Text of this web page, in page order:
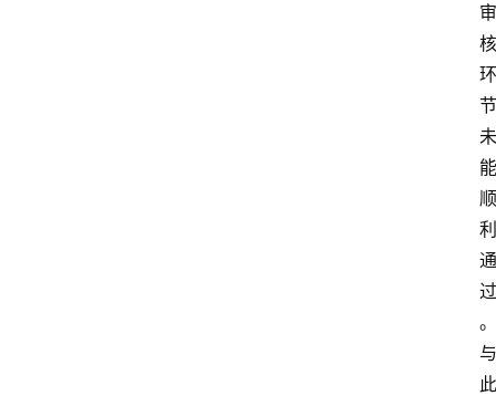
审
核
环
节
未
能
顺
利
通
过
。
与
此